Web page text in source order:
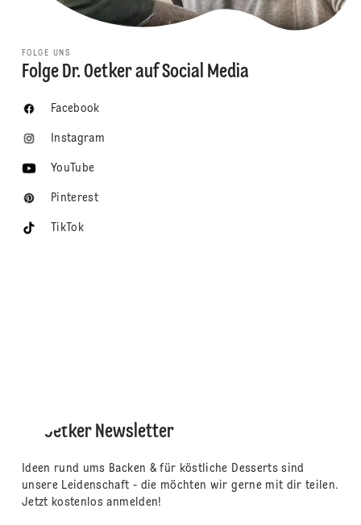
FOLGE UNS
Folge Dr. Oetker auf Social Media
Facebook
Instagram
YouTube
Pinterest
TikTok
Dr. Oetker Newsletter
Ideen rund ums Backen & für köstliche Desserts sind
unsere Leidenschaft - die möchten wir gerne mit dir teilen.
Jetzt kostenlos anmelden!